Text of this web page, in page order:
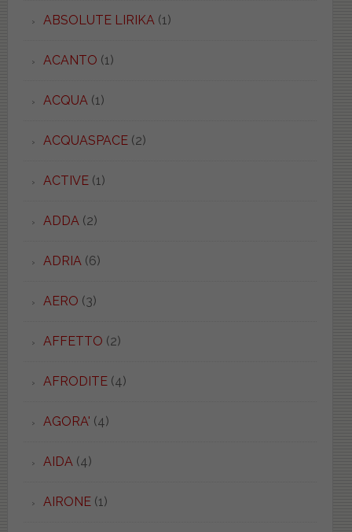
ABSOLUTE LIRIKA(1)
ACANTO (1)
ACQUA(1)
ACQUASPACE(2)
ACTIVE(1)
ADDA(2)
ADRIA(6)
AERO (3)
AFFETTO (2)
AFRODITE(4)
AGORA' (4)
AIDA(4)
AIRONE(1)